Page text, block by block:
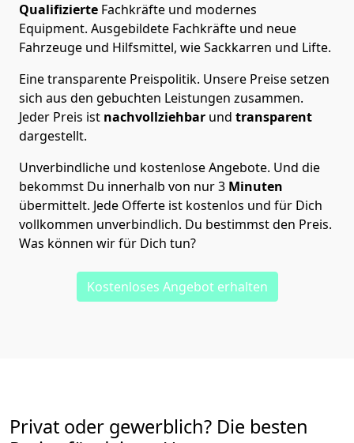
Qualifizierte Fachkräfte und modernes
Equipment. Ausgebildete Fachkräfte und neue
Fahrzeuge und Hilfsmittel, wie Sackkarren und Lifte.
Eine transparente Preispolitik. Unsere Preise setzen
sich aus den gebuchten Leistungen zusammen.
Jeder Preis ist nachvollziehbar und transparent
dargestellt.
Unverbindliche und kostenlose Angebote. Und die
bekommst Du innerhalb von nur3 Minuten
übermittelt. Jede Offerte ist kostenlos und für Dich
vollkommen unverbindlich. Du bestimmst den Preis.
Was können wir für Dich tun?
Kostenloses Angebot erhalten
Privat oder gewerblich? Die besten